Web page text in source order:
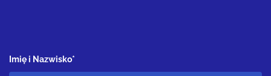
Imię i Nazwisko*